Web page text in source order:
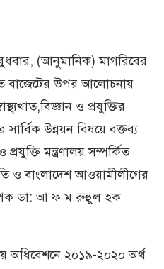
(আনুমানিক) মাগরিবের
বাজেটের উপর আলোচনায়
ও প্রযুক্তির
উন্নয়ন বিষয়ে বক্তব্য
প্রযুক্তি মন্ত্রণালয় সম্পর্কিত
ও বাংলাদেশ আওয়ামীলীগের
ডা: আ ফ ম রুহুুল হক
অধিবেশনে ২০১৯-২০২০ অর্থ